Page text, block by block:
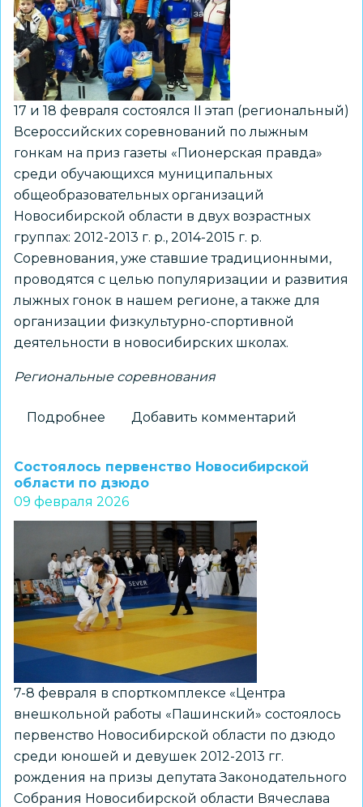
в
Кировском,
Ленинском,
Октябрьском
районах
и
Центральном
округе
17 и 18 февраля состоялся II этап (региональный)
Всероссийских соревнований по лыжным
гонкам на приз газеты «Пионерская правда»
среди обучающихся муниципальных
общеобразовательных организаций
Новосибирской области в двух возрастных
группах: 2012-2013 г. р., 2014-2015 г. р.
Соревнования, уже ставшие традиционными,
проводятся с целью популяризации и развития
лыжных гонок в нашем регионе, а также для
организации физкультурно-спортивной
деятельности в новосибирских школах.
Региональные соревнования
Подробнее
регионального
этапа
Всероссийских
соревнований
школьников
на
призы
газеты
«Пионерская
правда»
Добавить комментарий
Состоялось первенство Новосибирской
области по дзюдо
09 февраля 2026
7-8 февраля в спорткомплексе «Центра
внешкольной работы «Пашинский» состоялось
первенство Новосибирской области по дзюдо
среди юношей и девушек 2012-2013 гг.
рождения на призы депутата Законодательного
Собрания Новосибирской области Вячеслава